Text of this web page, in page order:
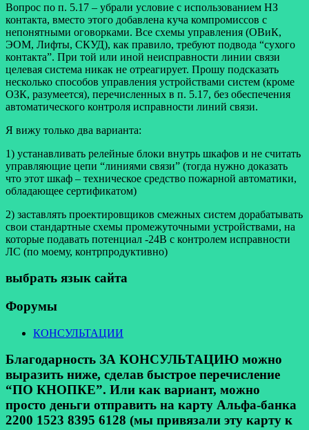
Вопрос по п. 5.17 – убрали условие с использованием НЗ
контакта, вместо этого добавлена куча компромиссов с
непонятными оговорками. Все схемы управления (ОВиК,
ЭОМ, Лифты, СКУД), как правило, требуют подвода “сухого
контакта”. При той или иной неисправности линии связи
целевая система никак не отреагирует. Прошу подсказать
несколько способов управления устройствами систем (кроме
ОЗК, разумеется), перечисленных в п. 5.17, без обеспечения
автоматического контроля исправности линий связи.
Я вижу только два варианта:
1) устанавливать релейные блоки внутрь шкафов и не считать
управляющие цепи “линиями связи” (тогда нужно доказать
что этот шкаф – техническое средство пожарной автоматики,
обладающее сертификатом)
2) заставлять проектировщиков смежных систем дорабатывать
свои стандартные схемы промежуточными устройствами, на
которые подавать потенциал -24В с контролем исправности
ЛС (по моему, контрпродуктивно)
выбрать язык сайта
Форумы
КОНСУЛЬТАЦИИ
Благодарность ЗА КОНСУЛЬТАЦИЮ можно
выразить ниже, сделав быстрое перечисление
“ПО КНОПКЕ”. Или как вариант, можно
просто деньги отправить на карту Альфа-банка
2200 1523 8395 6128 (мы привязали эту карту к